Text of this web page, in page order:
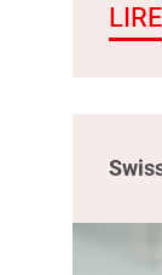
LIRE